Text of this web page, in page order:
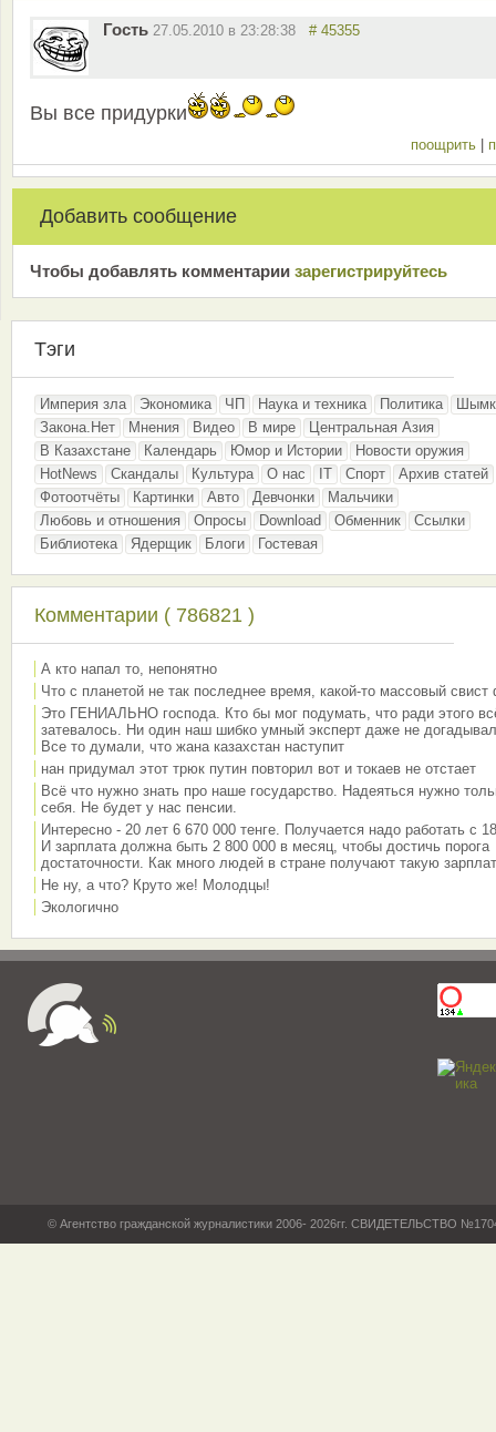
Гость 27.05.2010 в 23:28:38 # 45355
Вы все придурки
поощрить
Добавить сообщение
Чтобы добавлять комментарии зарeгиcтрирyйтeсь
Тэги
Империя зла Экономика ЧП Наука и техника Политика
Закона.Нет
Мнения Видео В мире
Центральная Азия
В Казахстане
Календарь Юмор и Истории
Новости оружия
HotNews
Скандалы Культура О нас IT Спорт
Архив статей
Фотоотчёты
Картинки Авто Девчонки
Мальчики
Любовь и отношения
Опросы Download Обменник
Ссылки
Библиотека
Ядерщик Блоги Гостевая
Комментарии ( 786821 )
А кто напал то, непонятно
Что с планетой не так последнее время, какой-то массовый свист
Это ГЕНИАЛЬНО господа. Кто бы мог подумать, что ради этого
затевалось. Ни один наш шибко умный эксперт даже не
Все то думали, что жана казахстан наступит
нан придумал этот трюк путин повторил вот и токаев не отстает
Всё что нужно знать про наше государство. Надеяться нужно
себя. Не будет у нас пенсии.
Интересно - 20 лет 6 670 000 тенге. Получается надо работать с
И зарплата должна быть 2 800 000 в месяц, чтобы достичь порога
достаточности. Как много людей в стране получают такую
Не ну, а что? Круто же! Молодцы!
Экологично
© Агентство гражданской журналистики 2006- 2026гг. СВИДЕТЕЛЬСТВО